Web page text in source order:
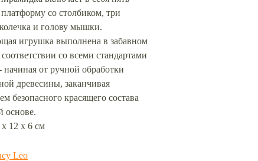
платформу со столбиком, три
и голову мышки.
игрушка выполнена в забавном
со всеми стандартами
начиная от ручной обработки
древесины, заканчивая
безопасного красящего состава
основе.
12 х 6 см
Leo